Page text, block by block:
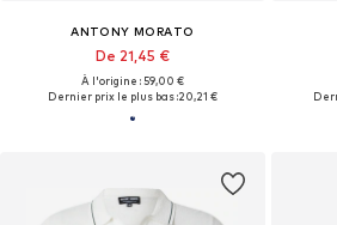
ANTONY MORATO
De 21,45 €
À l'origine : 59,00 €
Dernier prix le plus bas :20,21 €